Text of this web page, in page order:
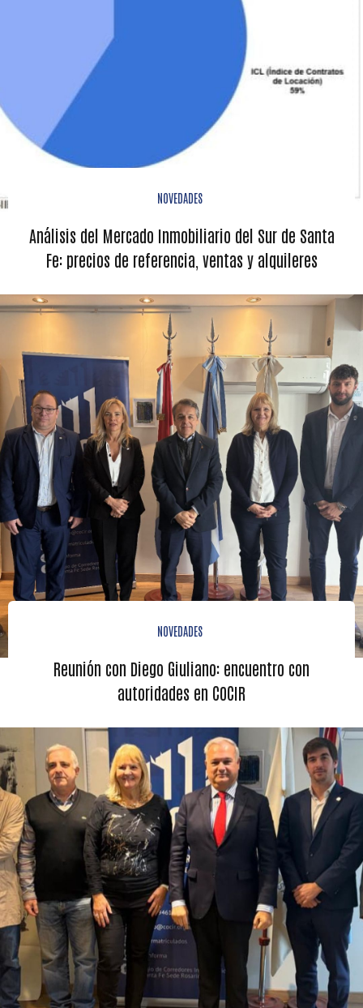
NOVEDADES
Análisis del Mercado Inmobiliario del Sur de Santa
Fe: precios de referencia, ventas y alquileres
NOVEDADES
Reunión con Diego Giuliano: encuentro con
autoridades en COCIR